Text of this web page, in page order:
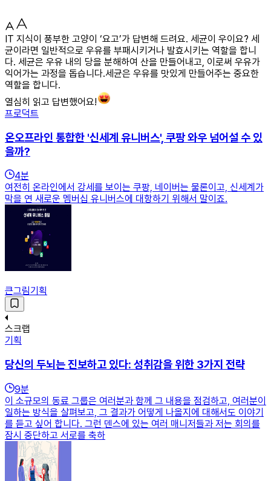
IT 지식이 풍부한 고양이 ‘요고’가 답변해 드려요. 세균이 우이요? 세
균이라면 일반적으로 우유를 부패시키거나 발효시키는 역할을 합니
다. 세균은 우유 내의 당을 분해하여 산을 만들어내고, 이로써 우유가
익어가는 과정을 돕습니다.세균은 우유를 맛있게 만들어주는 중요한
역할을 합니다.
열심히 읽고 답변했어요!
프로덕트
온오프라인 통합한 '신세계 유니버스', 쿠팡 와우 넘어설 수 있
을까?
4분
여전히 온라인에서 강세를 보이는 쿠팡, 네이버는 물론이고, 신세계가
막을 연 새로운 멤버십 유니버스에 대항하기 위해서 말이죠.
큰그림기획
스크랩
기획
당신의 두뇌는 진보하고 있다: 성취감을 위한 3가지 전략
9분
이 소규모의 동료 그룹은 여러분과 함께 그 내용을 점검하고, 여러분이
일하는 방식을 살펴보고, 그 결과가 어떻게 나올지에 대해서도 이야기
를 듣고 싶어 합니다. 그런 덴스에 있는 여러 매니저들과 저는 회의를
잠시 중단하고 서로를 축하